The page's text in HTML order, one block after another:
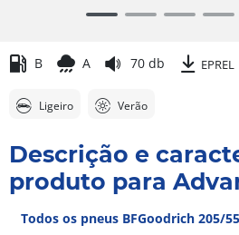
6B A 70 db EPREL
Ligeiro Verão
Descrição e
produto para
Todos os pneus BFGoodrich 205/